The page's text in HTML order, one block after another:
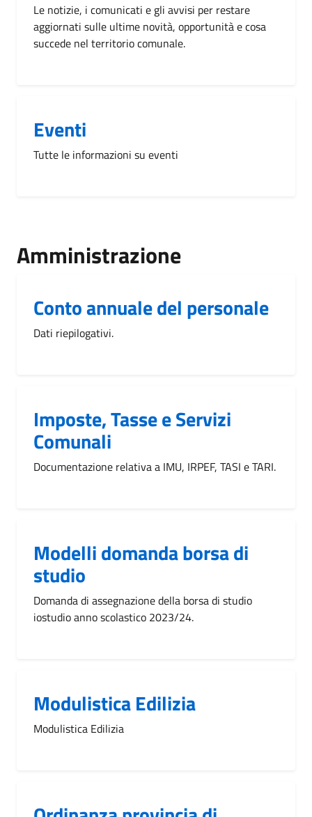
Le notizie, i comunicati e gli avvisi per restare
aggiornati sulle ultime novità, opportunità e cosa
succede nel territorio comunale.
Eventi
Tutte le informazioni su eventi
Amministrazione
Conto annuale del personale
Dati riepilogativi.
Imposte, Tasse e Servizi
Comunali
Documentazione relativa a IMU, IRPEF, TASI e TARI.
Modelli domanda borsa di
studio
Domanda di assegnazione della borsa di studio
iostudio anno scolastico 2023/24.
Modulistica Edilizia
Modulistica Edilizia